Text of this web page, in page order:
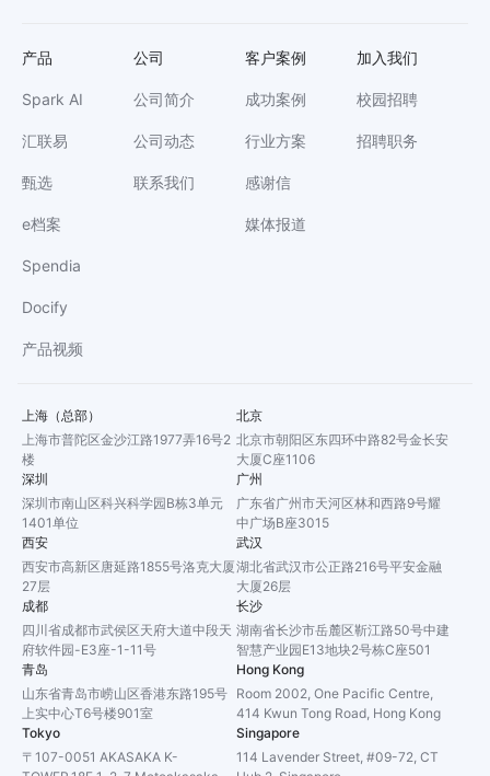
产品
Spark AI
汇联易
甄选
e档案
Spendia
Docify
产品视频
公司
公司简介
公司动态
联系我们
客户案例
成功案例
行业方案
感谢信
媒体报道
加入我们
校园招聘
招聘职务
上海（总部）
上海市普陀区金沙江路1977弄16号2
楼
北京
北京市朝阳区东四环中路82号金长安
大厦C座1106
深圳
深圳市南山区科兴科学园B栋3单元
1401单位
广州
广东省广州市天河区林和西路9号耀
中广场B座3015
西安
西安市高新区唐延路1855号洛克大厦
27层
武汉
湖北省武汉市公正路216号平安金融
大厦26层
成都
四川省成都市武侯区天府大道中段天
府软件园-E3座-1-11号
长沙
湖南省长沙市岳麓区靳江路50号中建
智慧产业园E13地块2号栋C座501
青岛
山东省青岛市崂山区香港东路195号
上实中心T6号楼901室
Hong Kong
Room 2002, One Pacific Centre,
414 Kwun Tong Road, Hong Kong
Tokyo
〒107-0051 AKASAKA K-
Singapore
114 Lavender Street, #09-72, CT